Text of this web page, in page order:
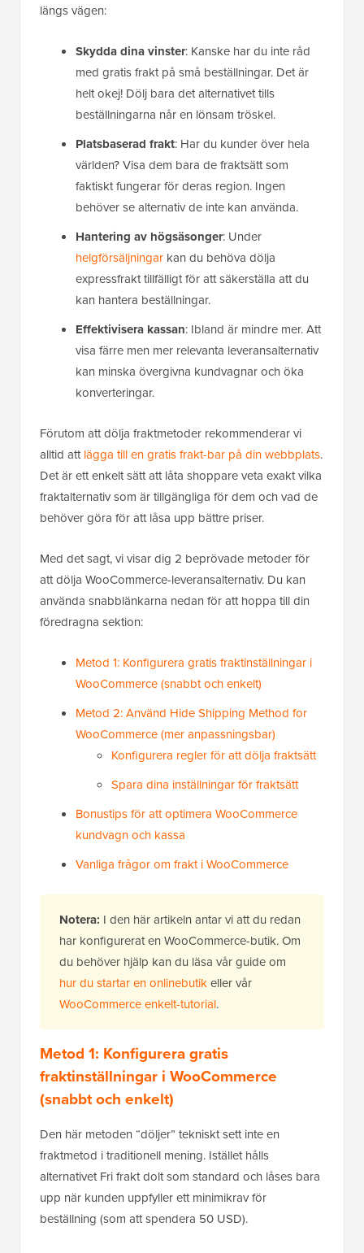
längs vägen:
Skydda dina vinster: Kanske har du inte råd
med gratis frakt på små beställningar. Det är
helt okej! Dölj bara det alternativet tills
beställningarna når en lönsam tröskel.
Platsbaserad frakt: Har du kunder över hela
världen? Visa dem bara de fraktsätt som
faktiskt fungerar för deras region. Ingen
behöver se alternativ de inte kan använda.
Hantering av högsäsonger: Under
helgförsäljningar kan du behöva dölja
expressfrakt tillfälligt för att säkerställa att du
kan hantera beställningar.
Effektivisera kassan: Ibland är mindre mer. Att
visa färre men mer relevanta leveransalternativ
kan minska övergivna kundvagnar och öka
konverteringar.
Förutom att dölja fraktmetoder rekommenderar vi
alltid attlägga till en gratis frakt-bar på din webbplats.
Det är ett enkelt sätt att låta shoppare veta exakt vilka
fraktalternativ som är tillgängliga för dem och vad de
behöver göra för att låsa upp bättre priser.
Med det sagt, vi visar dig 2 beprövade metoder för
att dölja WooCommerce-leveransalternativ. Du kan
använda snabblänkarna nedan för att hoppa till din
föredragna sektion:
Metod 1: Konfigurera gratis fraktinställningar i
WooCommerce (snabbt och enkelt)
Metod 2: Använd Hide Shipping Method for
WooCommerce (mer anpassningsbar)
Konfigurera regler för att dölja fraktsätt
Spara dina inställningar för fraktsätt
Bonustips för att optimera WooCommerce
kundvagn och kassa
Vanliga frågor om frakt i WooCommerce
Notera: I den här artikeln antar vi att du redan
har konfigurerat en WooCommerce-butik. Om
du behöver hjälp kan du läsa vår guide om
hur du startar en onlinebutikeller vår
WooCommerce enkelt-tutorial.
Metod 1: Konfigurera gratis
fraktinställningar i WooCommerce
(snabbt och enkelt)
Den här metoden “döljer” tekniskt sett inte en
fraktmetod i traditionell mening. Istället hålls
alternativet Fri frakt dolt som standard och låses bara
upp när kunden uppfyller ett minimikrav för
beställning (som att spendera 50 USD).